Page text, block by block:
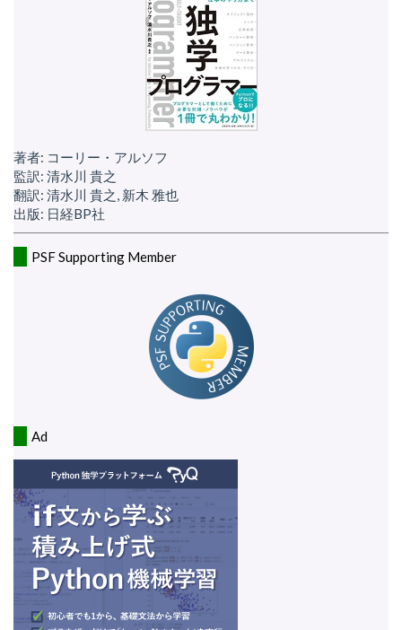
著者: コーリー・アルソフ
監訳: 清水川 貴之
翻訳: 清水川 貴之, 新木 雅也
出版: 日経BP社
PSF Supporting Member
Ad